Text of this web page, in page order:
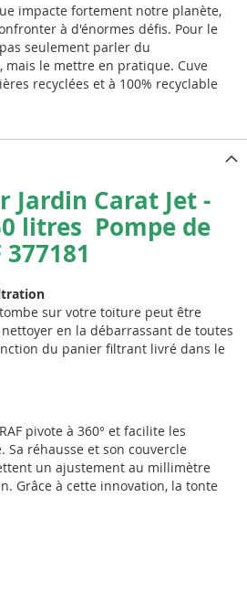
impacte fortement notre planète,
à d'énormes défis. Pour le
seulement parler du
le mettre en pratique. Cuve
recyclées et à 100% recyclable
Jardin Carat Jet -
litres Pompe de
sur votre toiture peut être
en la débarrassant de toutes
du panier filtrant livré dans le
pivote à 360° et facilite les
Sa réhausse et son couvercle
un ajustement au millimètre
Grâce à cette innovation, la tonte